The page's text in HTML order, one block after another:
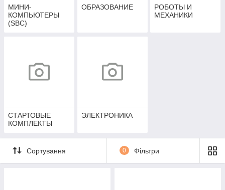
МИНИ-
КОМПЬЮТЕРЫ
(SBC)
ОБРАЗОВАНИЕ
РОБОТЫ И
МЕХАНИКИ
СТАРТОВЫЕ
КОМПЛЕКТЫ
ЭЛЕКТРОНИКА
Сортування 0 Фільтри